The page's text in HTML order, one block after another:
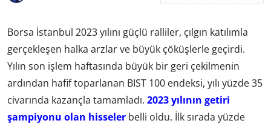
Borsa İstanbul 2023 yılını güçlü ralliler, çılgın katılımla
gerçekleşen halka arzlar ve büyük çöküşlerle geçirdi.
Yılın son işlem haftasında büyük bir geri çekilmenin
ardından hafif toparlanan BIST 100 endeksi, yılı yüzde 35
civarında kazançla tamamladı. 2023 yılının getiri
şampiyonu olan hisseler belli oldu. İlk sırada yüzde